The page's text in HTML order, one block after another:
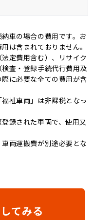
ＬＥＤ
オートライト
4WD
車の場合の費用です。お
は含まれておりません。
定費用含む）、リサイク
査・登録手続代行費用及
に必要な全ての費用が含
祉車両」は非課税となっ
録された車両で、使用又
両運搬費が別途必要とな
してみる